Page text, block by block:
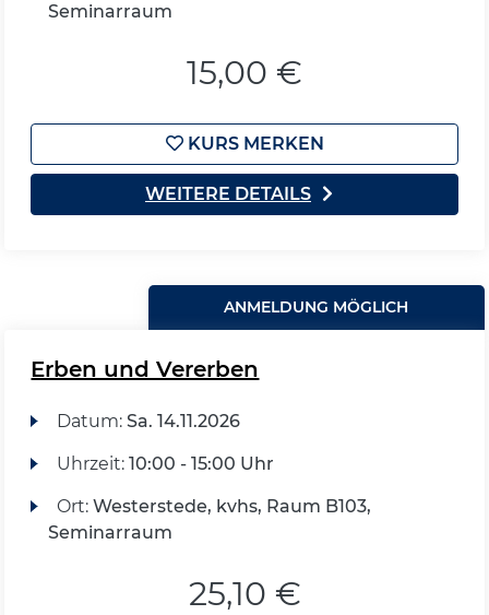
Seminarraum
15,00 €
KURS MERKEN
WEITERE DETAILS
ANMELDUNG MÖGLICH
Erben und Vererben
Datum: Sa. 14.11.2026
Uhrzeit: 10:00 - 15:00 Uhr
Ort: Westerstede, kvhs, Raum B103,
Seminarraum
25,10 €